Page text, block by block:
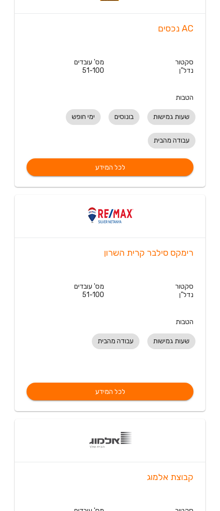
AC נכסים
סקטור
נדל"ן
מס' עובדים
51-100
הטבות
שעות גמישות בונוסים ימי חופש
עבודה מהבית
לכל המידע
רימקס סילבר קרית השרון
סקטור
נדל"ן
מס' עובדים
51-100
הטבות
שעות גמישות עבודה מהבית
לכל המידע
קבוצת אלמוג